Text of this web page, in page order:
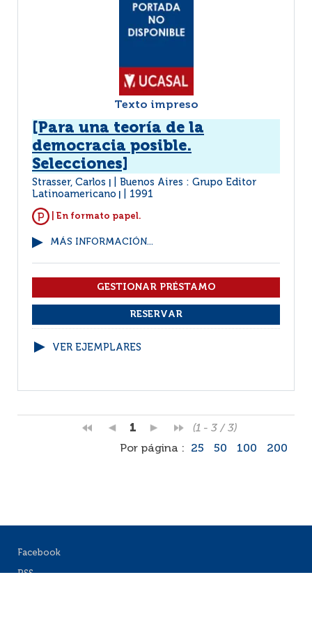
Texto impreso
[Para una teoría de la
democracia posible.
Selecciones]
Strasser, Carlos
Buenos Aires : Grupo Editor
Latinoamericano
1991
| En formato papel.
MÁS INFORMACIÓN...
VER EJEMPLARES
1
(1 - 3 / 3)
Por página :
25 50 100 200
Facebook
RSS